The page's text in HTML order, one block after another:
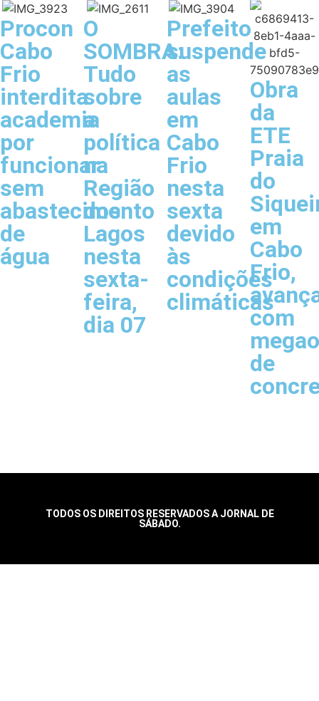
Procon
Cabo
Frio
interdita
academia
por
funcionar
sem
abastecimento
de
água
O
SOMBRA:
Tudo
sobre
a
política
na
Região
dos
Lagos
nesta
sexta-
feira,
dia 07
Prefeito
suspende
as
aulas
em
Cabo
Frio
nesta
sexta
devido
às
condições
climáticas
Obra
da
ETE
Praia
do
em
Cabo
Frio,
com
de
TODOS OS DIREITOS RESERVADOS A JORNAL DE
SÁBADO.